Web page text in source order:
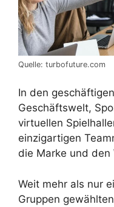
Quelle: turbofuture.com
In den
Geschäftswelt,
virtuellen
einzigartigen
die Marke und den
Weit mehr als nur
Gruppen